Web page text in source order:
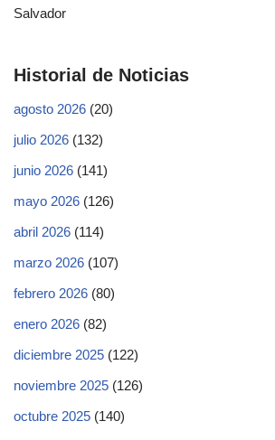
Salvador
Historial de Noticias
agosto 2026 (20)
julio 2026 (132)
junio 2026 (141)
mayo 2026 (126)
abril 2026 (114)
marzo 2026 (107)
febrero 2026 (80)
enero 2026 (82)
diciembre 2025 (122)
noviembre 2025 (126)
octubre 2025 (140)